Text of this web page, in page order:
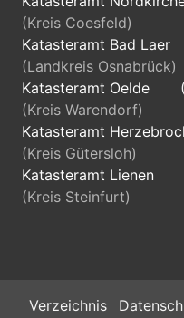
(Kreis Coesfeld)
Katasteramt Bad Laer
(Landkreis Osnabrück)
Katasteramt Oelde
(Kreis Warendorf)
Katasteramt
(Kreis Gütersloh)
Katasteramt Lienen
(Kreis Steinfurt)
Verzeichnis